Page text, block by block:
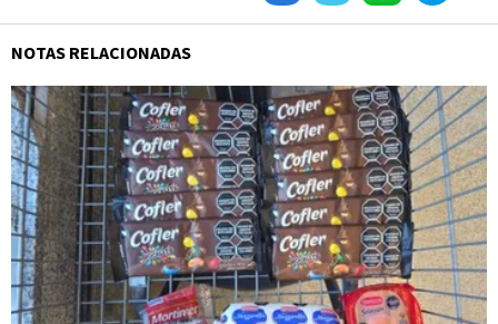
NOTAS RELACIONADAS